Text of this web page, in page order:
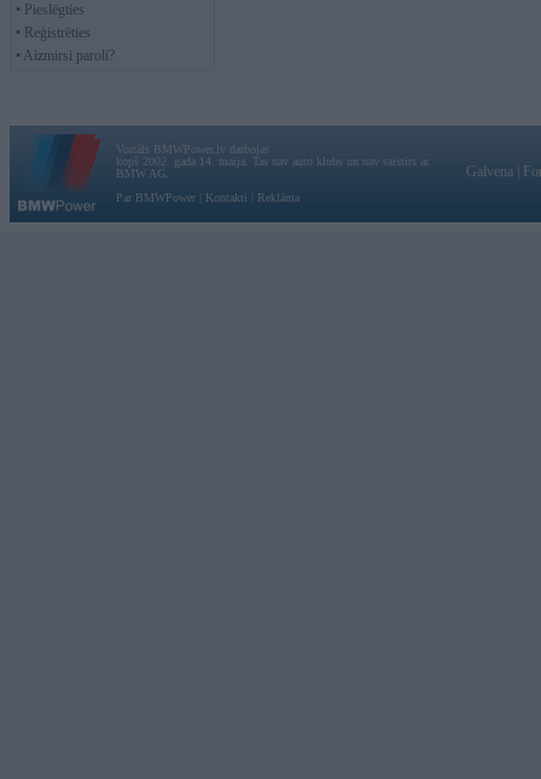
• Pieslēgties
• Reģistrēties
• Aizmirsi paroli?
Vortāls BMWPower.lv darbojas
kopš 2002. gada 14. maija. Tas nav auto klubs un nav saistīts ar
BMW AG.
Par BMWPower
Kontakti Reklāma
Galvena